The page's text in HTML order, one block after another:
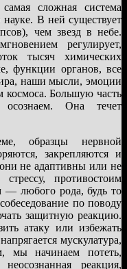
сложная система
В ней существует
чем звезд в небе.
регулирует,
тысяч химических
функции органов, все
наши мысли, эмоции
космоса. Большую часть
Она течет
образцы нервной
закрепляются и
не адаптивны или не
противостоим
— любого рода, будь то
по поводу
защитную реакцию.
атаку или избежать
мускулатура,
мы начинаем потеть,
реакция,